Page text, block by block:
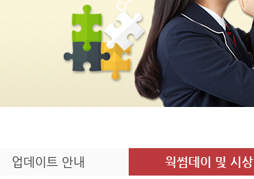
업데이트 안내 웍썸데이 및 시상